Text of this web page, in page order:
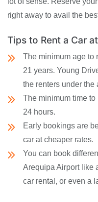
right away to avail the
Tips to Rent a Car
The minimum age to
21 years. Young
the renters under the
The minimum time to
24 hours.
Early bookings are
car at cheaper rates.
You can book
Arequipa Airport like
car rental, or even a